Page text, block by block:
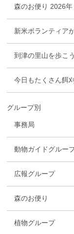
森のお便り 2026年
新米ボランティア
到津の里山を歩こ
今日もたくさん餌
グループ別
事務局
動物ガイドグルー
広報グループ
森のお便り
植物グループ